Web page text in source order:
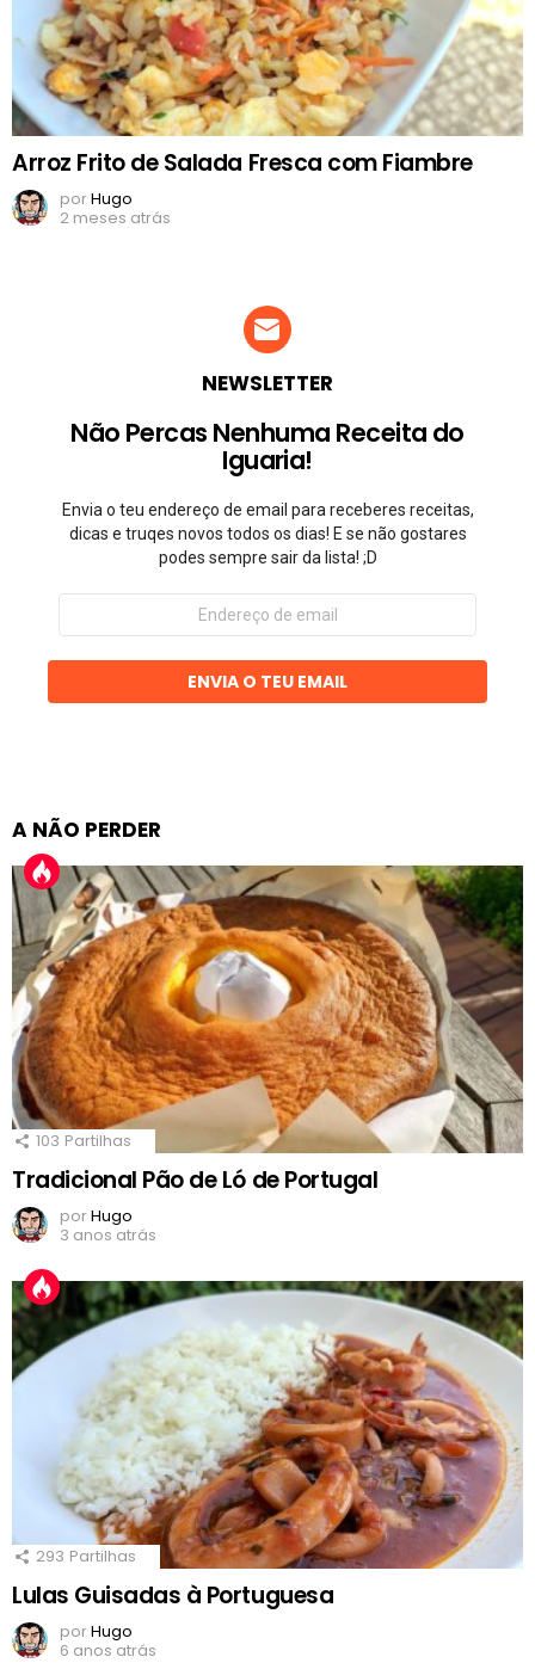
Arroz Frito de Salada Fresca com Fiambre
porHugo
2 meses atrás
NEWSLETTER
Não Percas Nenhuma Receita do
Iguaria!
Envia o teu endereço de email para receberes receitas,
dicas e truqes novos todos os dias! E se não gostares
podes sempre sair da lista! ;D
Endereço
email
ENVIA O TEU EMAIL
A NÃO PERDER
103 Partilhas
Tradicional Pão de Ló de Portugal
porHugo
3 anos atrás
293 Partilhas
Lulas Guisadas à Portuguesa
porHugo
6 anos atrás